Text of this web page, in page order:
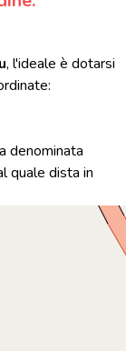
, l'ideale è dotarsi
denominata
quale dista in